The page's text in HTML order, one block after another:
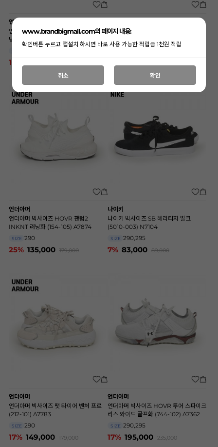
언더아머
언더아머 빅사이즈 HOVR Intake 6 러
닝화 (134-101) A8001
SIZE
16%
나이키 빅사이즈 메트콘 8 (9328-101)
언더아머
언더아머 빅사이즈 HOVR 팬텀2
INKNT 러닝화 (154-105) A7874
SIZE 290
25% 135,000 179,000
나이키
나이키 빅사이즈 SB 헤리티지 벌크
(5010-003) N7104
SIZE 290,295
7% 83,000 89,000
언더아머
언더아머 빅사이즈 팻 타이어 벤처 프로
(212-101) A7783
SIZE 290
17% 149,000 179,000
언더아머
언더아머 빅사이즈 HOVR 투어 스파이크
리스 와이드 골프화 (744-102) A7362
SIZE 290,295
17% 195,000 235,000
www.brandbigmall.com의 페이지 내용:
확인버튼 누르고 앱설치 하시면 바로 사용 가능한 적립금 1천원 적립
취소 확인